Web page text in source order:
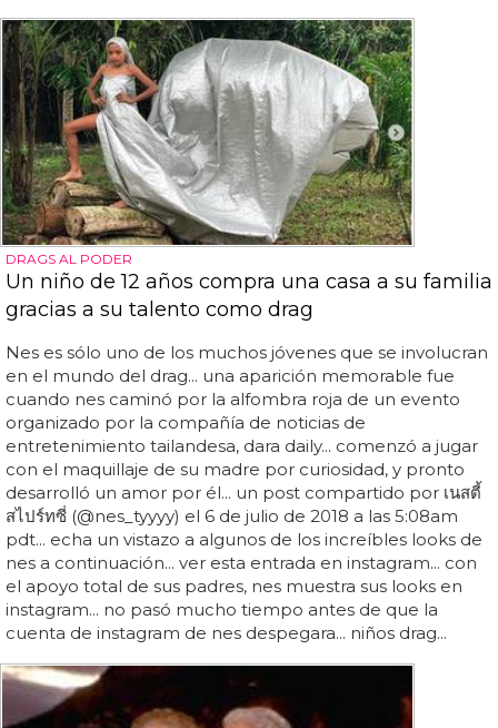
DRAGS AL PODER
Un niño de 12 años compra una casa a su familia
gracias a su talento como drag
Nes es sólo uno de los muchos jóvenes que se involucran
en el mundo del drag... una aparición memorable fue
cuando nes caminó por la alfombra roja de un evento
organizado por la compañía de noticias de
entretenimiento tailandesa, dara daily... comenzó a jugar
con el maquillaje de su madre por curiosidad, y pronto
desarrolló un amor por él... un post compartido por เนสตี้
สไปร์ทซี่ (@nes_tyyyy) el 6 de julio de 2018 a las 5:08am
pdt... echa un vistazo a algunos de los increíbles looks de
nes a continuación... ver esta entrada en instagram... con
el apoyo total de sus padres, nes muestra sus looks en
instagram... no pasó mucho tiempo antes de que la
cuenta de instagram de nes despegara... niños drag...